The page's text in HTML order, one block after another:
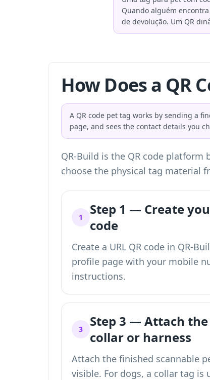
Quando alguém
de devolução. Um QR
How Does a QR
A QR code pet tag works by sending a
page, and sees the contact details you
QR-Build is the QR code
choose the physical tag material
1
Step 1 — Create
code
Create a URL QR code in QR-
profile page with your mobile
instructions.
3
Step 3 — Attach
collar or harness
Attach the finished scannable
visible. For dogs, a collar tag is